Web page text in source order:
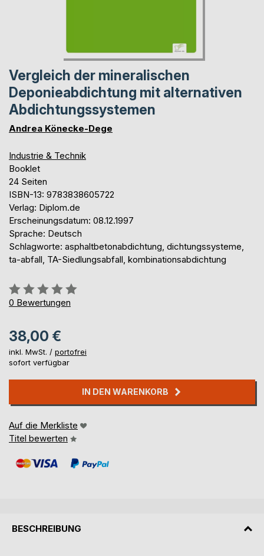
Vergleich der mineralischen
Deponieabdichtung mit alternativen
Abdichtungssystemen
Andrea Könecke-Dege
Industrie & Technik
Booklet
24 Seiten
ISBN-13: 9783838605722
Verlag: Diplom.de
Erscheinungsdatum: 08.12.1997
Sprache: Deutsch
Schlagworte: asphaltbetonabdichtung, dichtungssysteme,
ta-abfall, TA-Siedlungsabfall, kombinationsabdichtung
Bewertung::
0%
0 Bewertungen
38,00 €
inkl. MwSt. / portofrei
sofort verfügbar
IN DEN WARENKORB
Auf die Merkliste
Titel bewerten
BESCHREIBUNG